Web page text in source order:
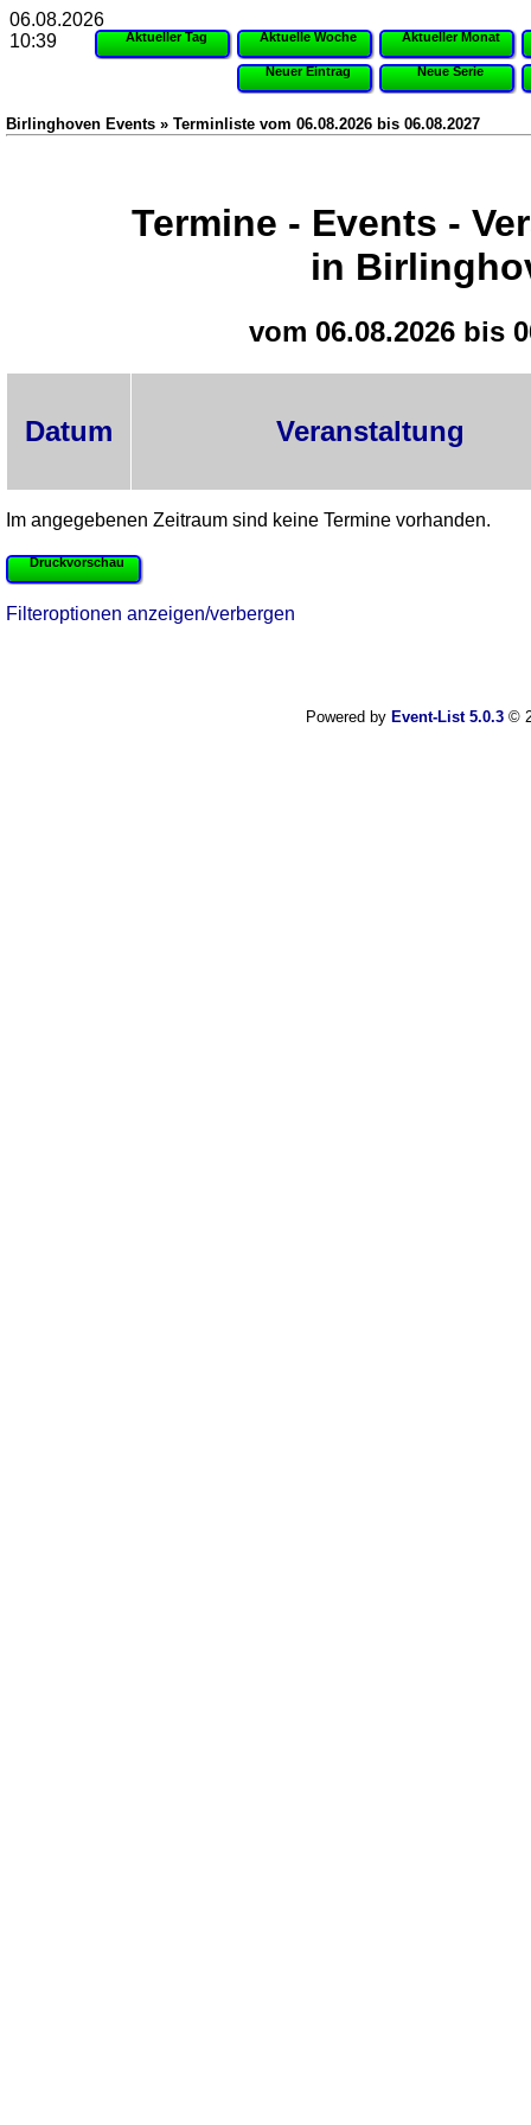
Aktueller Tag Aktuelle Woche Aktueller Monat
Neuer Eintrag Neue Serie
Birlinghoven Events » Terminliste vom 06.08.2026 bis 06.08.2027
Termine - Events -
in
vom 06.08.2026 bis
Datum Veranstaltung
Im angegebenen Zeitraum sind keine Termine vorhanden.
Druckvorschau
Filteroptionen anzeigen/verbergen
Powered by Event-List 5.0.3©
06.08.2026
10:39